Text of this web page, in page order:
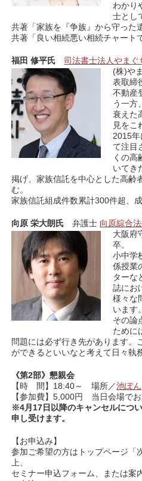
わかり
士とし
共著「家族を『争族』から守った
共著「良い相続悪い相続チャート
福田 修平氏 司法書士法人やまぐ
(株)や
表取締
不動産
う一方
衰えた
見をこ
2015
て注目
くの高
いてき
掲げ、家族信託を中心とした高齢
む。
家族信託組成件数累計300件超、
向原 栄大朗氏 弁護士 向原綜合
大阪府
卒。
小中学
係授業
ターな
誌にお
様々な
います。
その論
ために
問題には必ず行き先があります。
ができるといいなと考えて日々執
《第2部》懇親会
【時 間】18:40～ 場所／池ぽん
【参加費】5,000円 当日会場でお
※4月17日以降のキャンセルにつ
申し受けます。
【お申込み】
参加ご希望の方はトップページ「
上、
セミナー申込フォーム、または案